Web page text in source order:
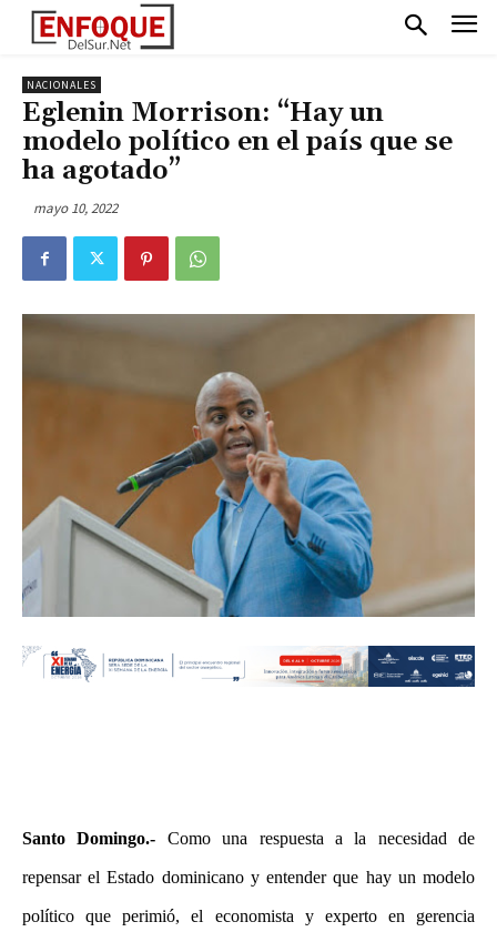
NACIONALES
Eglenin Morrison: “Hay un
modelo político en el país que se
ha agotado”
mayo 10, 2022
Santo Domingo.- Como una respuesta a la necesidad de
repensar el Estado dominicano y entender que hay un modelo
político que perimió, el economista y experto en gerencia